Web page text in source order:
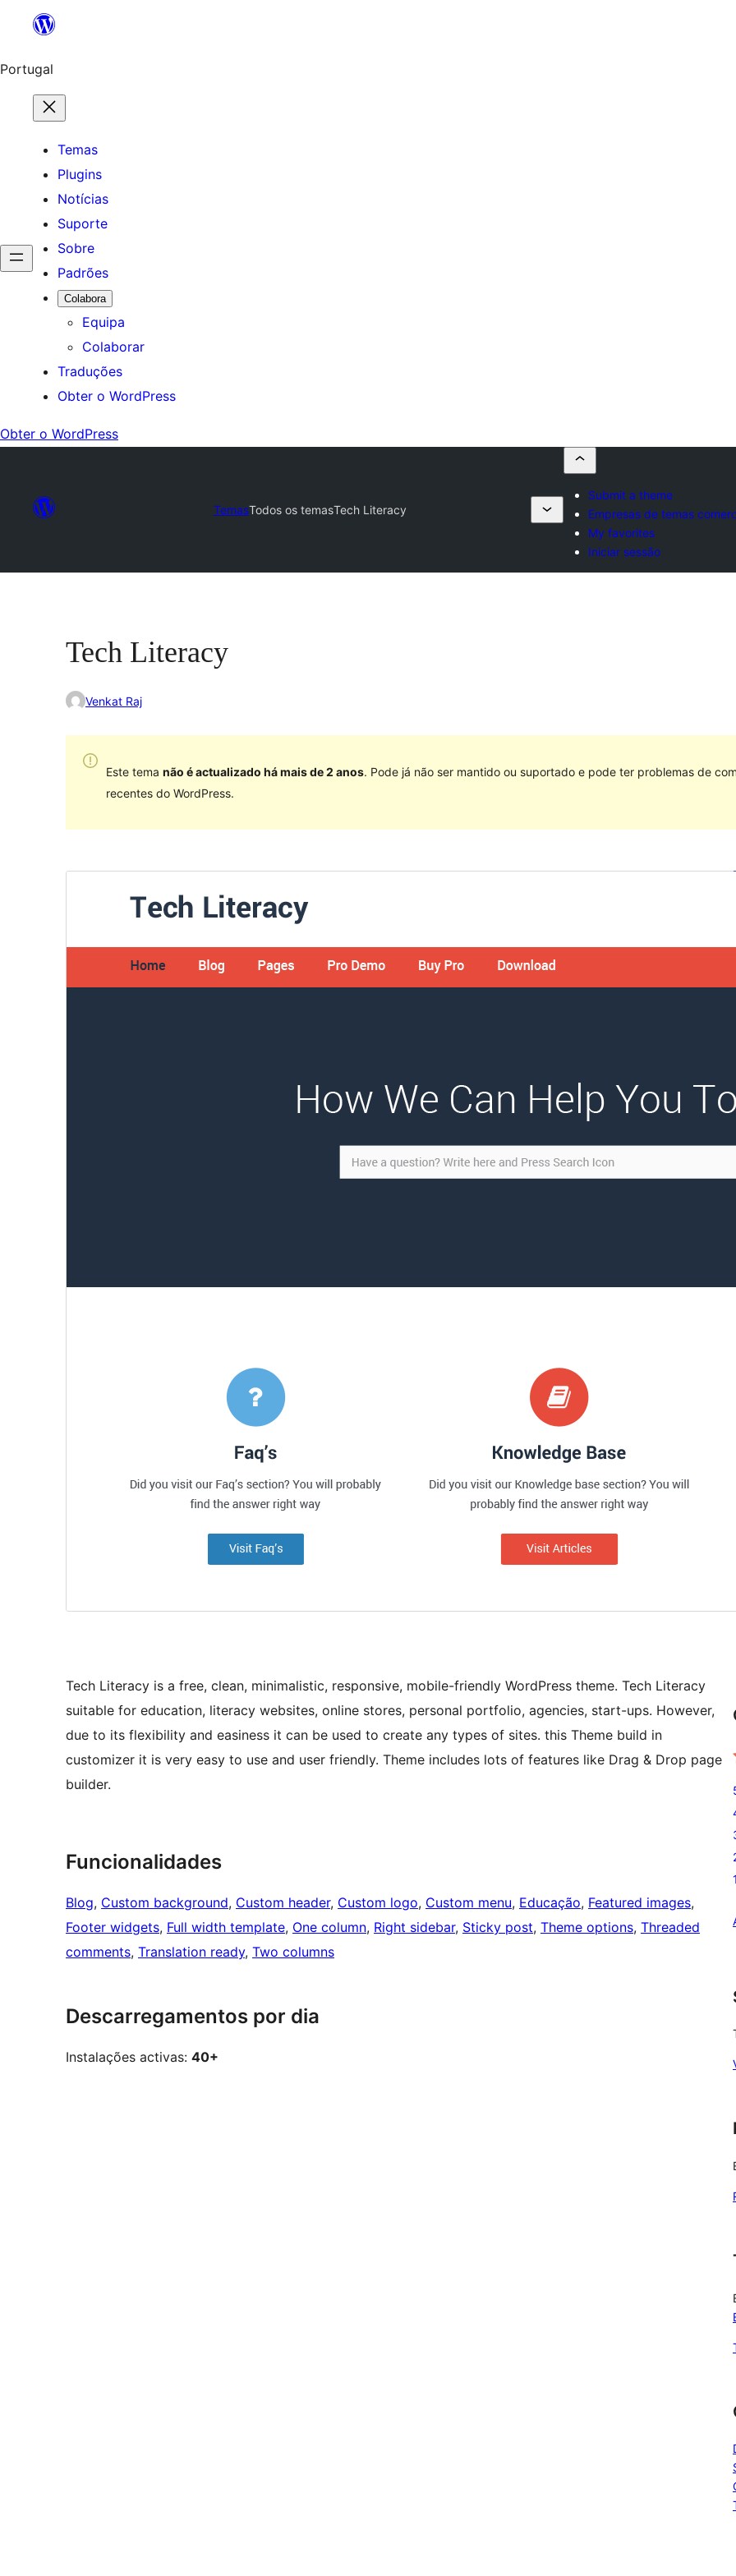
o
Portugal
Temas
Plugins
Notícias
Suporte
Sobre
Padrões
Colabora
Equipa
Colaborar
Traduções
Obter o WordPress
Obter o WordPress
TemasTodos os temasTech Literacy
Submit a theme
Empresas de temas
My favorites
Iniciar sessão
Tech Literacy
Venkat Raj
Este tema não é actualizado há mais de 2 anos. Pode já não ser mantido ou suportado e pode ter problemas de
recentes do WordPress.
Tech Literacy is a free, clean, minimalistic, responsive, mobile-friendly WordPress theme. Tech Literacy
suitable for education, literacy websites, online stores, personal portfolio, agencies, start-ups. However,
due to its flexibility and easiness it can be used to create any types of sites. this Theme build in
customizer it is very easy to use and user friendly. Theme includes lots of features like Drag & Drop page
builder.
Funcionalidades
Blog, Custom background, Custom header, Custom logo, Custom menu, Educação, Featured images
Footer widgets, Full width template, One column, Right sidebar, Sticky post, Theme options, Threaded
comments, Translation ready, Two columns
Descarregamentos por dia
Instalações activas: 40+
0